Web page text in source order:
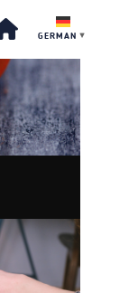
GERMAN ▼